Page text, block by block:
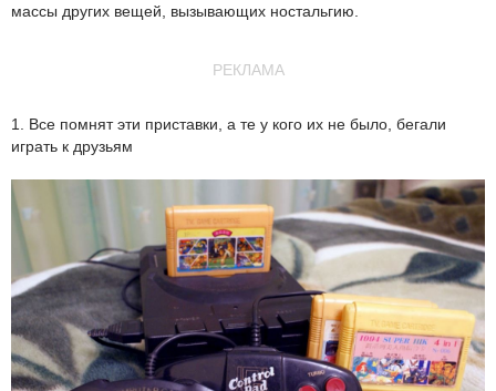
массы других вещей, вызывающих ностальгию.
РЕКЛАМА
1. Все помнят эти приставки, а те у кого их не было, бегали
играть к друзьям